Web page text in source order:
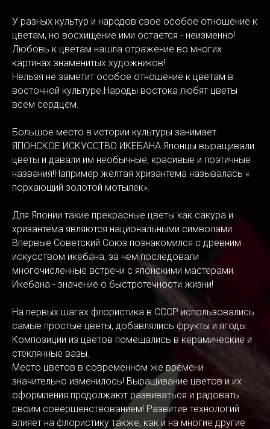
У разных культур и народов свое особое отношение к
цветам, но восхищение ими остается - неизменно!
Любовь к цветам нашла отражение во многих
картинах знаменитых художников!
Нельзя не заметит особое отношение к цветам в
восточной культуре.Народы востока любят цветы
всем сердцем.
Большое место в истории культуры занимает
ЯПОНСКОЕ ИСКУССТВО ИКЕБАНА.Японцы выращивали
цветы и давали им необычные, красивые и поэтичные
названия!Например желтая хризантема называлась «
порхающий золотой мотылек».
Для Японии такие прекрасные цветы как сакура и
хризантема являются национальными символами.
Впервые Советский Союз познакомился с древним
искусством икебана, за чем последовали
многочисленные встречи с японскими мастерами.
Икебана - значение о быстротечности жизни!
На первых шагах флористика в СССР использовались
самые простые цветы, добавлялись фрукты и ягоды.
Композиции из цветов помещались в керамические и
стеклянные вазы.
Место цветов в современном же времени
значительно изменилось! Выращивание цветов и их
оформления продолжают развиваться и радовать
своим совершенствованием! Развитие технологий
влияет на флористику также, как и на многие другие